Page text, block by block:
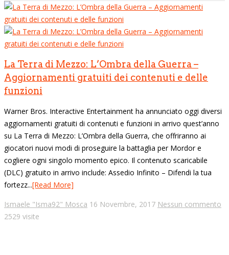
La Terra di Mezzo: L’Ombra della Guerra –
Aggiornamenti gratuiti dei contenuti e delle
funzioni
Warner Bros. Interactive Entertainment ha annunciato oggi diversi
aggiornamenti gratuiti di contenuti e funzioni in arrivo quest’anno
su La Terra di Mezzo: L’Ombra della Guerra, che offriranno ai
giocatori nuovi modi di proseguire la battaglia per Mordor e
cogliere ogni singolo momento epico. Il contenuto scaricabile
(DLC) gratuito in arrivo include: Assedio Infinito – Difendi la tua
fortezz...[Read More]
Ismaele "Isma92" Mosca 16 Novembre, 2017 Nessun commento
2529 visite